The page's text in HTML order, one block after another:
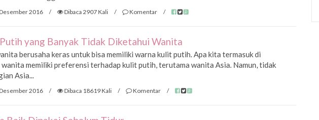
2016 / Dibaca 2907 Kali / Komentar /
yang Banyak Tidak Diketahui Wanita
berusaha keras untuk bisa memiliki warna kulit putih. Apa kita termasuk di
wanita memiliki preferensi terhadap kulit putih, terutama wanita Asia. Namun, tidak
Asia...
2016 / Dibaca 18619 Kali / Komentar /